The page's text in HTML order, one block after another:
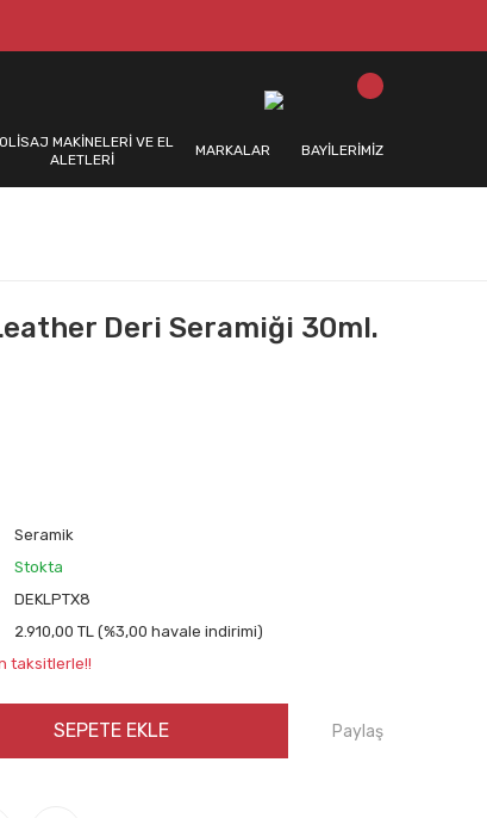
MAKİNELERİ VE EL
ALETLERİ
MARKALAR BAYİLERİMİZ
Deri Seramiği 30ml.
Seramik
Stokta
DEKLPTX8
2.910,00 TL (%3,00 havale indirimi)
taksitlerle!!
SEPETE EKLE Paylaş